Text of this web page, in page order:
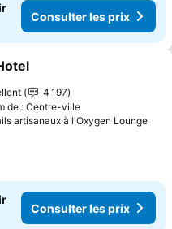
Consulter les prix
à mes favoris
4 197
de : Centre-ville
artisanaux à l'Oxygen Lounge
Consulter les prix